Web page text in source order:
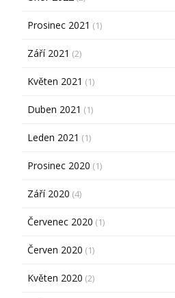
Prosinec 2021 (1)
Září 2021 (2)
Květen 2021 (1)
Duben 2021 (1)
Leden 2021 (1)
Prosinec 2020 (1)
Září 2020 (4)
Červenec 2020 (1)
Červen 2020 (1)
Květen 2020 (2)